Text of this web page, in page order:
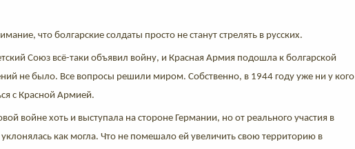
что болгарские солдаты просто не станут стрелять в русских.
Союз всё-таки объявил войну, и Красная Армия подошла к болгарской
не было. Все вопросы решили миром. Собственно, в 1944 году уже ни у кого
с Красной Армией.
войне хоть и выступала на стороне Германии, но от реального участия в
как могла. Что не помешало ей увеличить свою территорию в